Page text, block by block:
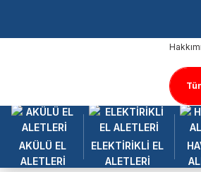
AKÜLÜ EL
ALETLERİ
ELEKTİRİKLİ EL
ALETLERİ